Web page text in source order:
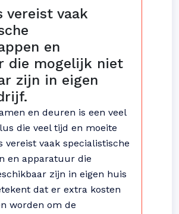
vereist vaak
en
die mogelijk niet
zijn in eigen
en deuren is een veel
die veel tijd en moeite
vereist vaak specialistische
en apparatuur die
zijn in eigen huis
dat er extra kosten
worden om de